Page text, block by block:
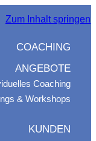
Zum Inhalt springen
COACHING
ANGEBOTE
Coaching
& Workshops
KUNDEN